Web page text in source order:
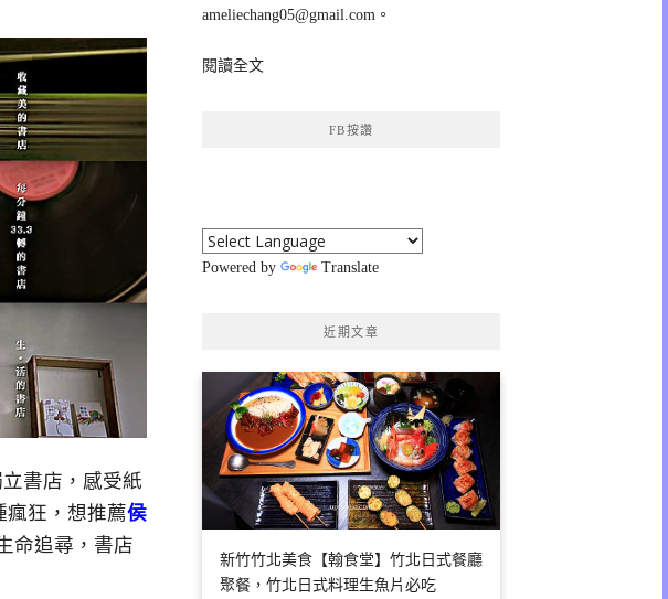
書店，感受紙
瘋狂，想推薦侯
命追尋，書店
ameliechang05@gmail.com。
閱讀全文
FB按讚
Powered by Translate
近期文章
新竹竹北美食【翰食堂】竹北日式餐廳
聚餐，竹北日式料理生魚片必吃